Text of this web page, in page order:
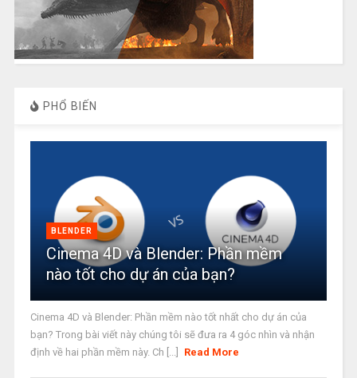
PHỔ BIẾN
BLENDER
Cinema 4D và Blender: Phần mềm
nào tốt cho dự án của bạn?
Cinema 4D và Blender: Phần mềm nào tốt nhất cho dự án của
bạn? Trong bài viết này chúng tôi sẽ đưa ra 4 góc nhìn và nhận
định về hai phần mềm này. Ch [...]
Read More